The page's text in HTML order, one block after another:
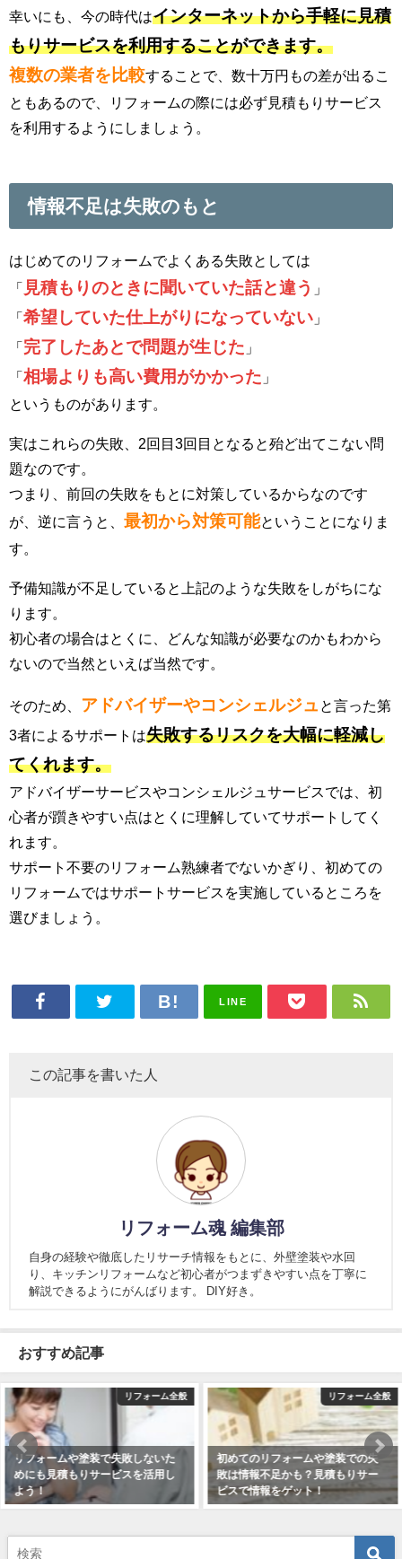
幸いにも、今の時代はインターネットから手軽に見積
もりサービスを利用することができます。
複数の業者を比較することで、数十万円もの差が出るこ
ともあるので、リフォームの際には必ず見積もりサービス
を利用するようにしましょう。
情報不足は失敗のもと
はじめてのリフォームでよくある失敗としては
「
見積もりのときに聞いていた話と違う 」
「 希望していた仕上がりになっていない 」
「 完了したあとで問題が生じた 」
「 相場よりも高い費用がかかった 」
というものがあります。
実はこれらの失敗、2回目3回目となると殆ど出てこない問
題なのです。
つまり、前回の失敗をもとに対策しているからなのです
が、逆に言うと、 最初から対策可能ということになりま
す。
予備知識が不足していると上記のような失敗をしがちにな
ります。
初心者の場合はとくに、どんな知識が必要なのかもわから
ないので当然といえば当然です。
そのため、 アドバイザーやコンシェルジュ と言った第
3者によるサポートは失敗するリスクを大幅に軽減し
てくれます。
アドバイザーサービスやコンシェルジュサービスでは、初
心者が躓きやすい点はとくに理解していてサポートしてく
れます。
サポート不要のリフォーム熟練者でないかぎり、初めての
リフォームではサポートサービスを実施しているところを
選びましょう。
LINE
この記事を書いた人
リフォーム魂 編集部
自身の経験や徹底したリサーチ情報をもとに、外壁塗装や水回
り、キッチンリフォームなど初心者がつまずきやすい点を丁寧に
解説できるようにがんばります。 DIY好き。
おすすめ記事
リフォーム全般
初めてのリフォームや塗装での失
敗は情報不足かも？見積もりサー
ビスで情報をゲット！
リフォーム全般
リフォームや塗装の際には客観的
に見るために見積もりサービスを
2018年11月24日